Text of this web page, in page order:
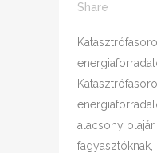
Share
alacsony